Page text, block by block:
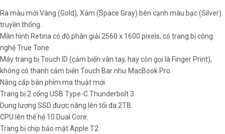
Ra màu mới Vàng (Gold), Xám (Space Gray) bên cạnh màu bạc (Silver)
truyền thống.
Màn hình Retina có độ phân giải 2560 x 1600 pixels, có trang bị công
nghệ True Tone
Máy trang bị Touch ID (cảm biến vân tay, hay còn gọi là Finger Print),
không có thanh cảm biến Touch Bar như MacBook Pro.
Nâng cấp bàn phím ma thuật mới
Trang bị 2 cổng USB Type-C Thunderbolt 3.
Dung lượng SSD được nâng lên tối đa 2TB.
CPU lên thế hệ 10 Dual Core.
Trang bị chip bảo mật Apple T2